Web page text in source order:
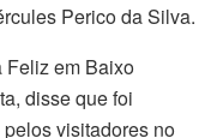
Perico da Silva.
Feliz em Baixo
disse que foi
visitadores no